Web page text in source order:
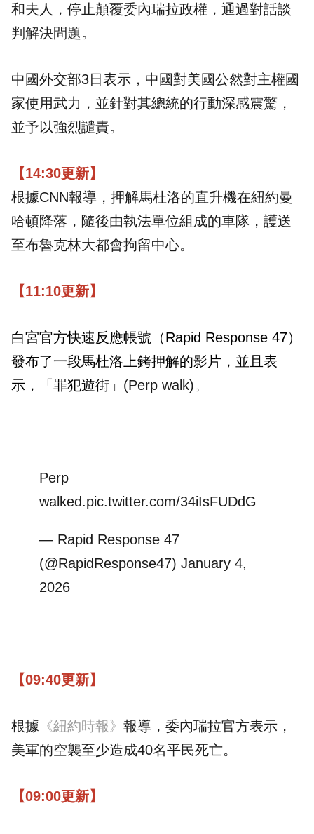
和夫人，停止顛覆委內瑞拉政權，通過對話談
判解決問題。
中國外交部3日表示，中國對美國公然對主權國
家使用武力，並針對其總統的行動深感震驚，
並予以強烈譴責。
【14:30更新】
根據CNN報導，押解馬杜洛的直升機在紐約曼
哈頓降落，隨後由執法單位組成的車隊，護送
至布魯克林大都會拘留中心。
【11:10更新】
白宮官方快速反應帳號（Rapid Response 47）
發布了一段馬杜洛上銬押解的影片，並且表
示，「罪犯遊街 」(Perp walk)。
Perp
walked.pic.twitter.com/34iIsFUDdG
— Rapid Response 47
(@RapidResponse47) January 4,
2026
【09:40更新】
根據 《紐約時報》 報導，委內瑞拉官方表示，
美軍的空襲至少造成40名平民死亡。
【09:00更新】